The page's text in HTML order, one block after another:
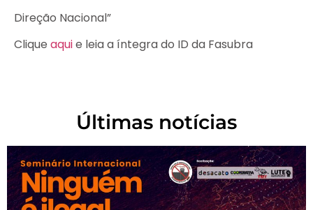
Direção Nacional”
Clique aquie leia a íntegra do ID da Fasubra
Últimas notícias